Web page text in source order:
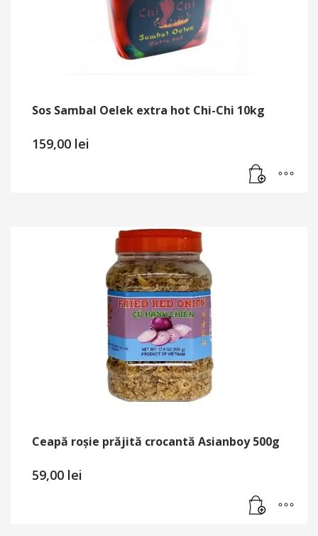
Sos Sambal Oelek extra hot Chi-Chi 10kg
159,00 lei
Ceapă roșie prăjită crocantă Asianboy 500g
59,00 lei